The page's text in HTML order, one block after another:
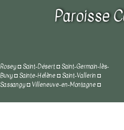
Paroisse
Rosey◘Saint-Désert◘Saint-Germain-lès-
Buxy◘Sainte-Hélène◘Saint-Vallerin◘
Sassangy◘ Villeneuve-en-Montagne◘